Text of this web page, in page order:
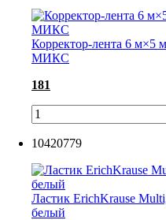
Корректор-лента 6
МИКС
181
10420779
Ластик ErichKrause
белый